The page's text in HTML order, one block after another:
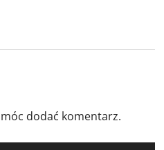
dodać komentarz.